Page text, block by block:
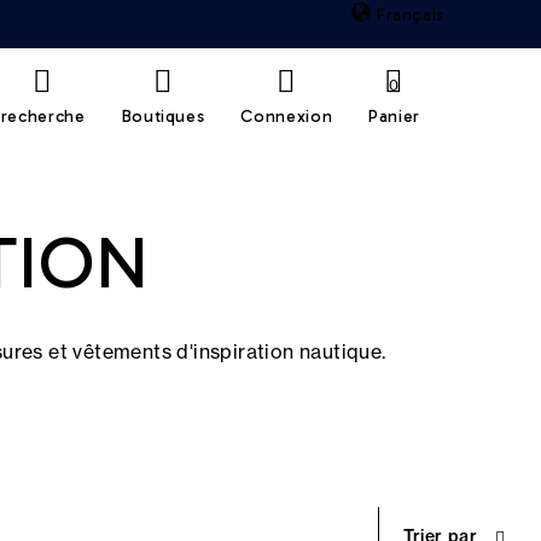
Français
recherche Boutiques Connexion Panier
0
et vêtements d'inspiration nautique.
Trier par